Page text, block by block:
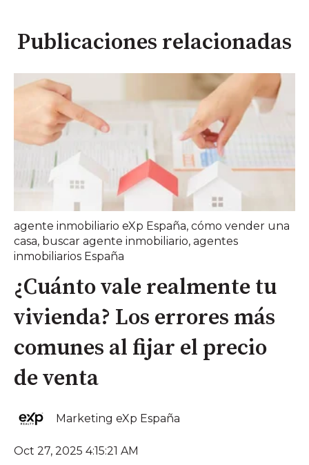
Publicaciones relacionadas
agente inmobiliario eXp España, cómo vender una
casa, buscar agente inmobiliario, agentes
inmobiliarios España
¿Cuánto vale realmente tu
vivienda? Los errores más
comunes al fijar el precio
de venta
Marketing eXp España
Oct 27, 2025 4:15:21 AM